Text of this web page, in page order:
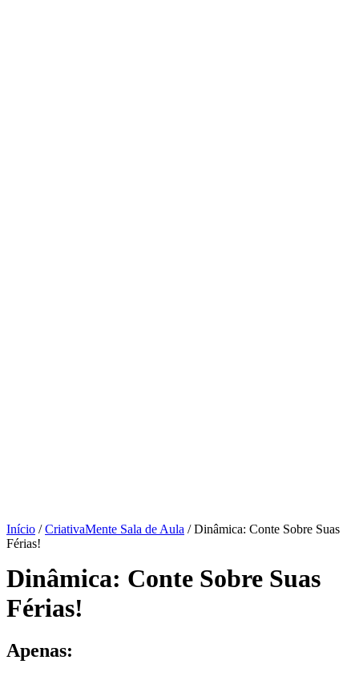
Início /CriativaMente Sala de Aula / Dinâmica: Conte Sobre Suas
Férias!
Dinâmica: Conte Sobre Suas
Férias!
Apenas: